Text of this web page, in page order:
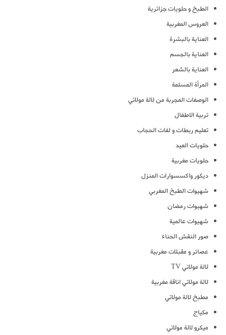
الطبخ و حلويات جزائرية
العروس المغربية
العناية بالبشرة
العناية بالجسم
العناية بالشعر
المرأة المسلمة
الوصفات المجربة من لالة مولاتي
تربية الاطفال
تعليم ربطات و لفات الحجاب
حلويات العيد
حلويات مغربية
ديكور واكسسوارات المنزل
شهيوات الطبخ المغربي
شهيوات رمضان
شهيوات عالمية
صور النقش الحناء
عصائر و مقبلات مغربية
لالة مولاتي TV
لالة مولاتي اناقة مغربية
مطبخ لالة مولاتي
مكياج
ميكرو لالة مولاتي